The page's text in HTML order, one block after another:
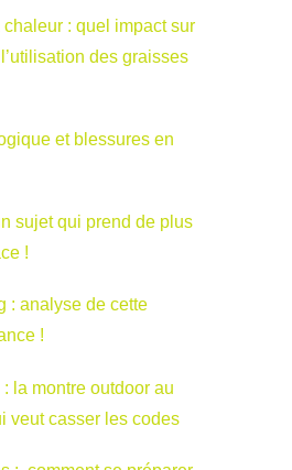
: quel impact sur
des graisses
et blessures en
sujet qui prend de plus
!
: analyse de cette
!
la montre outdoor au
veut casser les codes